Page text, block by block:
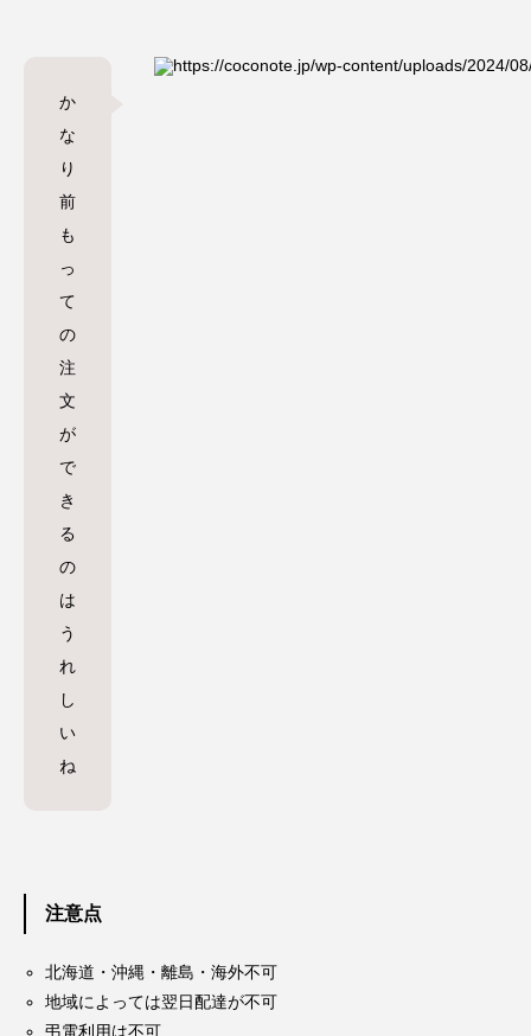
か
な
り
前
も
っ
て
の
注
文
が
で
き
る
の
は
う
れ
し
い
ね
注意点
北海道・沖縄・離島・海外不可
地域によっては翌日配達が不可
弔電利用は不可